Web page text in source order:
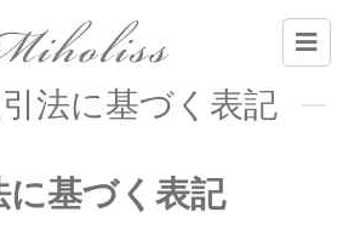
法に基づく表記
に基づく表記